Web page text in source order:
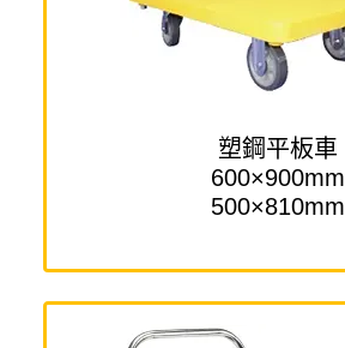
塑鋼平板車
600×900mm
500×810mm